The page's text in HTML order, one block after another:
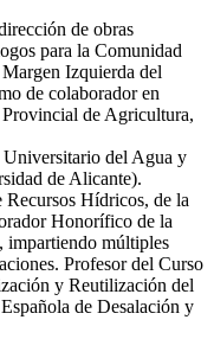
de obras
para la Comunidad
Izquierda del
de colaborador en
de Agricultura,
del Agua y
de Alicante).
Hídricos, de la
Honorífico de la
impartiendo múltiples
Profesor del Curso
y Reutilización del
de Desalación y